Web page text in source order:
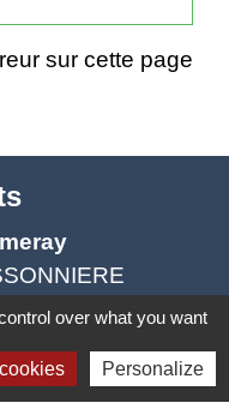
sur cette page
FRANCEover what you want
Personalize